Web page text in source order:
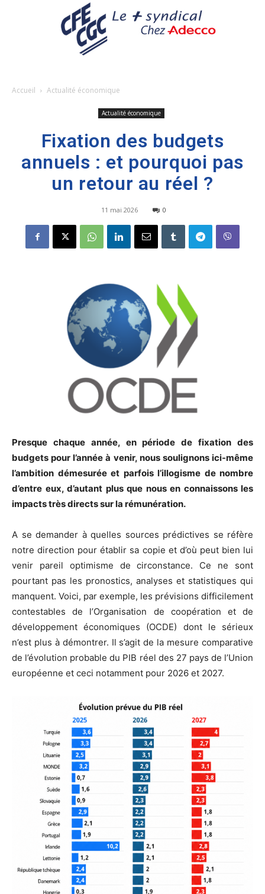
Accueil Actualité économique
Actualité économique
Fixation des budgets
annuels : et pourquoi pas
un retour au réel ?
11 mai 2026 0
Presque chaque année, en période de fixation des
budgets pour l’année à venir, nous soulignons ici-même
l’ambition démesurée et parfois l’illogisme de nombre
d’entre eux, d’autant plus que nous en connaissons les
impacts très directs sur la rémunération.
A se demander à quelles sources prédictives se réfère
notre direction pour établir sa copie et d’où peut bien lui
venir pareil optimisme de circonstance. Ce ne sont
pourtant pas les pronostics, analyses et statistiques qui
manquent. Voici, par exemple, les prévisions difficilement
contestables de l’Organisation de coopération et de
développement économiques (OCDE) dont le sérieux
n’est plus à démontrer. Il s’agit de la mesure comparative
de l’évolution probable du PIB réel des 27 pays de l’Union
européenne et ceci notamment pour 2026 et 2027.